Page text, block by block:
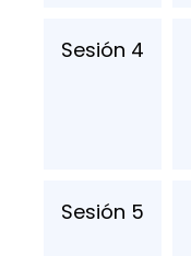
Sesión 4
Sesión 5